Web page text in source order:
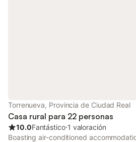
Torrenueva, Provincia de Ciudad Real
Casa rural para 22 personas
10.0Fantástico⋅1 valoración
Boasting air-conditioned